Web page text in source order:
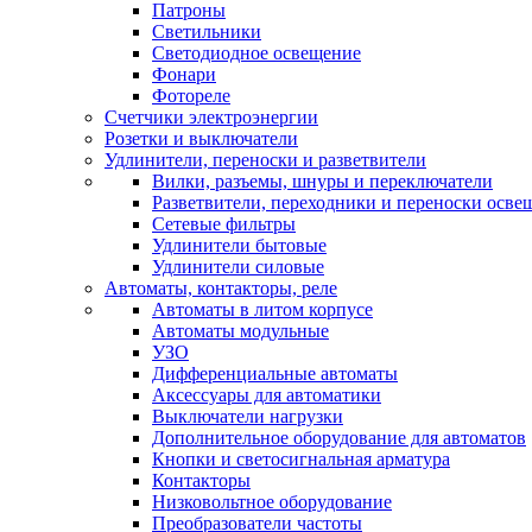
Патроны
Светильники
Светодиодное освещение
Фонари
Фотореле
Счетчики электроэнергии
Розетки и выключатели
Удлинители, переноски и разветвители
Вилки, разъемы, шнуры и переключатели
Разветвители, переходники и переноски
Сетевые фильтры
Удлинители бытовые
Удлинители силовые
Автоматы, контакторы, реле
Автоматы в литом корпусе
Автоматы модульные
УЗО
Дифференциальные автоматы
Аксессуары для автоматики
Выключатели нагрузки
Дополнительное оборудование для автоматов
Кнопки и светосигнальная арматура
Контакторы
Низковольтное оборудование
Преобразователи частоты